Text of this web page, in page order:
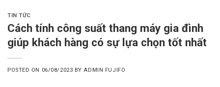
TIN TỨC
Cách tính công suất thang máy gia đình
giúp khách hàng có sự lựa chọn tốt nhất
POSTED ON 06/08/2023 BY ADMIN FUJIFO